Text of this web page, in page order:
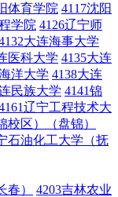
体育学院 4117沈阳
学院 4126辽宁师
大连海事大学
医科大学 4135大连
洋大学 4138大连
民族大学 4141锦
辽宁工程技术大
校区）（盘锦）
石油化工大学（抚
春）
4203吉林农业